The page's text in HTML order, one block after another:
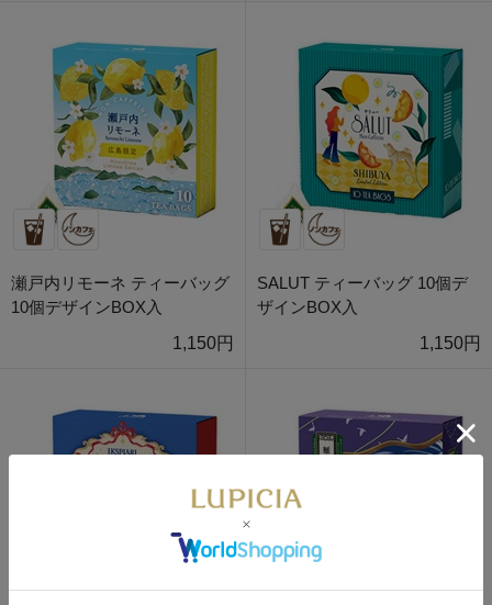
瀬戸内リモーネ ティーバッグ
10個デザインBOX入
1,150円
SALUT ティーバッグ 10個デ
ザインBOX入
1,150円